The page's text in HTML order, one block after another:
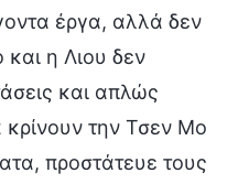
έργα, αλλά δεν
η Λιου δεν
και απλώς
κρίνουν την Τσεν Μο
προστάτευε τους